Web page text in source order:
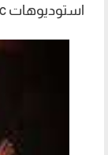
استوديوهات Soul sound Music في دبي.